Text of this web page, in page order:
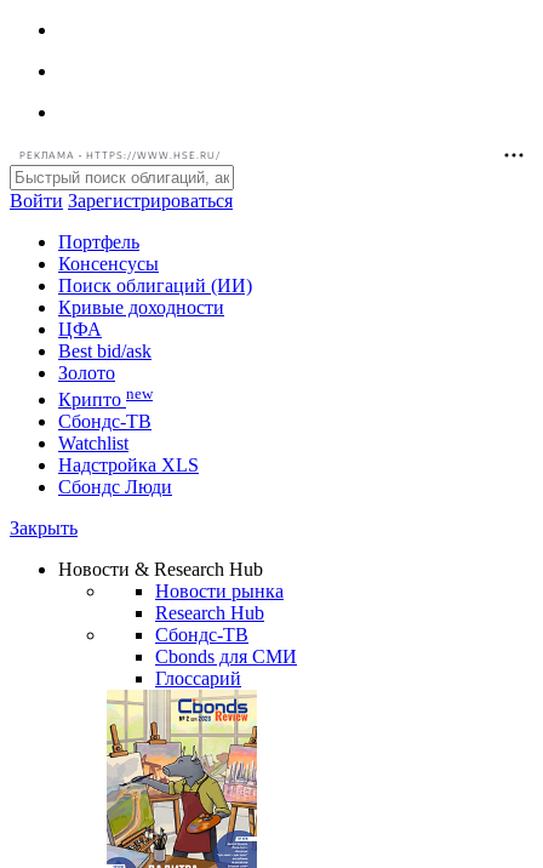
РЕКЛАМА • HTTPS://WWW.HSE.RU/
Войти Зарегистрироваться
Портфель
Консенсусы
Поиск облигаций (ИИ)
Кривые доходности
ЦФА
Best bid/ask
Золото
Крипто new
Watchlist
Сбондс Люди
Новости & Research Hub
Новости рынка
Research Hub
Сбондс-ТВ
Cbonds для СМИ
Глоссарий